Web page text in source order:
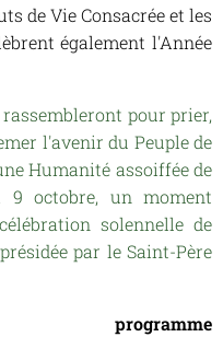
de Vie Consacrée et les
également l'Année
pour prier,
l'avenir du Peuple de
Humanité assoiffée de
9 octobre, un moment
solennelle de
par le Saint-Père